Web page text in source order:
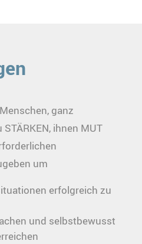
ganz
ihnen MUT
um
erfolgreich zu
und selbstbewusst